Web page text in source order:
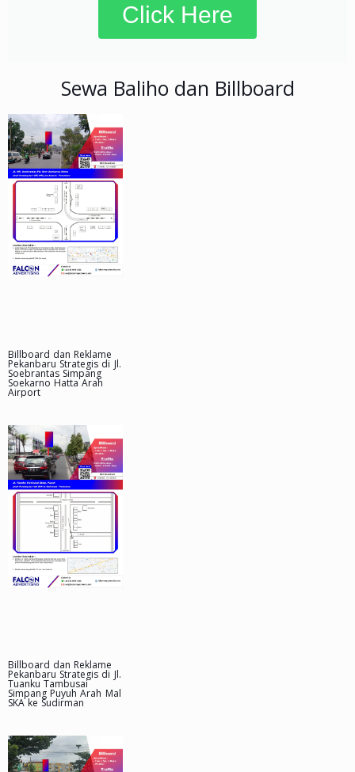
Click Here
Sewa Baliho dan Billboard
Billboard dan Reklame
Pekanbaru Strategis di Jl.
Soebrantas Simpang
Soekarno Hatta Arah
Airport
Billboard dan Reklame
Pekanbaru Strategis di Jl.
Tuanku Tambusai
Simpang Puyuh Arah Mal
SKA ke Sudirman